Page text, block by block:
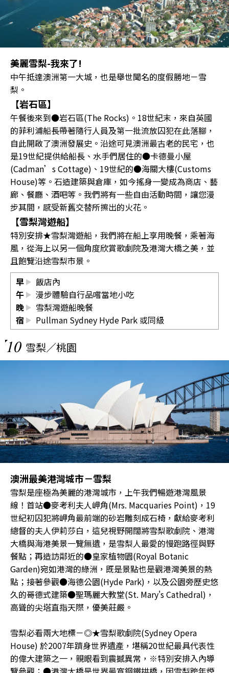
美麗雪梨-我來了!
中午抵達澳洲第一大城，也是舉世聞名的度假勝地－雪
梨。
【岩石區】
午餐後來到●岩石區(The Rocks)。18世紀末，來自英國
的菲利浦船長帶著隨行人員及第一批流放囚犯在此落腳，
自此開啟了澳洲發展史。沿途可見澳洲最古老的民宅，也
是19世紀提供給船長、水手們居住的●卡德曼小屋
(Cadman’s Cottage)、19世紀的●海關大樓(Customs
House)等。石造建築與倉庫，如今搖身一變成為商店、藝
廊、餐廳、酒吧等。我們將有一些自由活動時間，讓您漫
步其間，感受新舊交替所擦出的火花。
【雪梨灣遊船】
特別安排★雪梨灣遊船，我們將在船上享用晚餐，乘著海
風，從海上以另一個角度欣賞歌劇院及港灣大橋之美，並
且飽覽沿途雪梨市景。
早
飯店內
午
漫步體驗自行品嚐當地小吃
晚
雪梨灣遊船晚餐
宿
Pullman Sydney Hyde Park 或同級
10 雪梨／桃園
澳洲最美港灣城市－雪梨
雪梨是座極為美麗的港灣城市，上午我們暢遊港灣風景
線！首站●麥考利夫人岬角(Mrs. Macquaries Point)，19
世紀初囚犯將岬角最前端的砂岩雕刻成石椅，獻給麥考利
總督的夫人伊莉莎白，這兒視野開闊將雪梨歌劇院、港灣
大橋與海港美景一覽無遺，是雪梨人最愛的慢跑路徑與野
餐點；再造訪鄰近的●皇家植物園(Royal Botanic
Garden)宛如港灣的綠洲，既是景點也是觀港灣美景的熱
點；接著參觀●海德公園(Hyde Park)，以及公園旁歷史悠
久的哥德式建築●聖瑪麗大教堂(St. Mary's Cathedral)，
高聳的尖塔直指天際，優美莊嚴。
雪梨必看兩大地標－◎★雪梨歌劇院(Sydney Opera
House) 於2007年躋身世界遺產，堪稱20世紀最具代表性
的偉大建築之一，親眼看到震撼異常，※特別安排入內導